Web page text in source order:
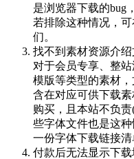
是浏览器下载的bug
若排除这种情况，
们。
找不到素材资源介
对于会员专享、整
模版等类型的素材
含在对应可供下载
购买，且本站不负
些字体文件也是这
一份字体下载链接清
付款后无法显示下